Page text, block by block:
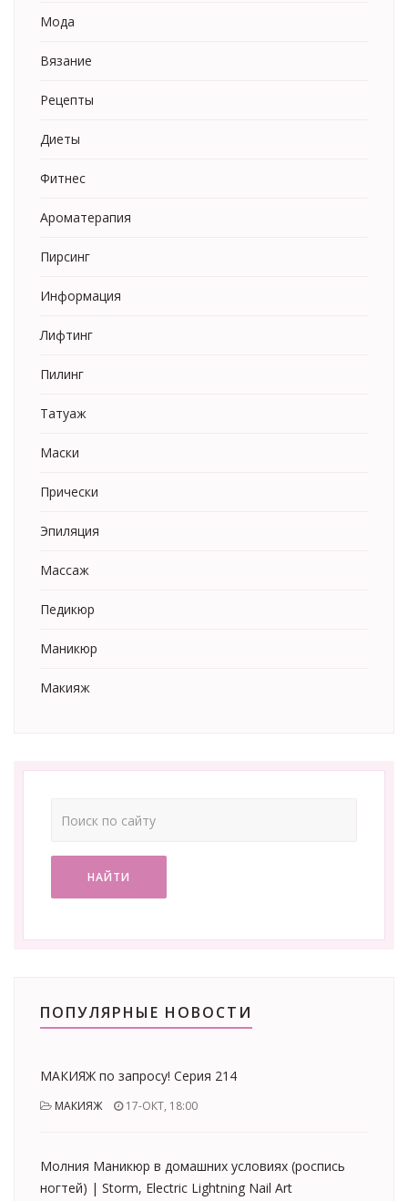
Мода
Вязание
Рецепты
Диеты
Фитнес
Ароматерапия
Пирсинг
Информация
Лифтинг
Пилинг
Татуаж
Маски
Прически
Эпиляция
Массаж
Педикюр
Маникюр
Макияж
НАЙТИ
ПОПУЛЯРНЫЕ НОВОСТИ
МАКИЯЖ по запросу! Серия 214
МАКИЯЖ 17-ОКТ, 18:00
Молния Маникюр в домашних условиях (роспись
ногтей) | Storm, Electric Lightning Nail Art